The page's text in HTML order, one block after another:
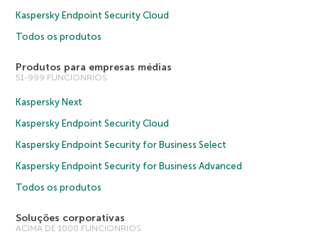
Kaspersky Endpoint Security Cloud
Todos os produtos
Produtos para empresas médias
51-999 FUNCIONRIOS
Kaspersky Next
Kaspersky Endpoint Security Cloud
Kaspersky Endpoint Security for Business Select
Kaspersky Endpoint Security for Business Advanced
Todos os produtos
Soluções corporativas
ACIMA DE 1000 FUNCIONRIOS